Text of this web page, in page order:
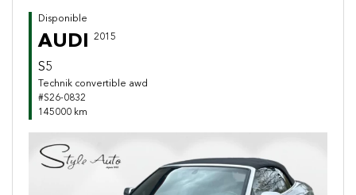
Disponible
AUDI 2015
S5
Technik convertible awd
#S26-0832
145000 km